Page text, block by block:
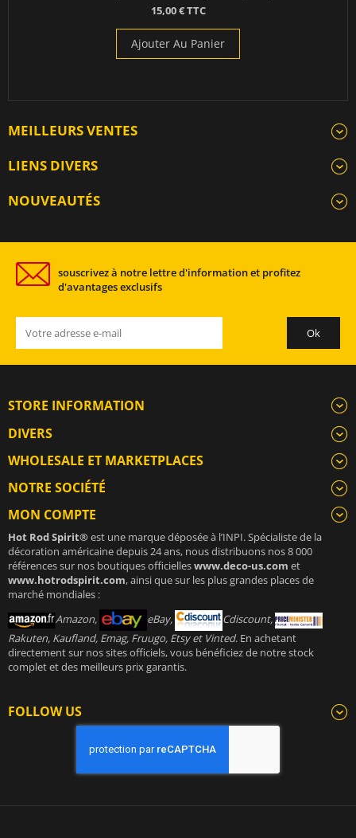
15,00 € TTC
Ajouter Au Panier
MEILLEURS VENTES
LIENS DIVERS
NOUVEAUTÉS
souscrivez à notre lettre d'information et profitez
d'avantages exclusifs
STORE INFORMATION
DIVERS
WHOLESALE ET MARKETPLACES
NOTRE SOCIÉTÉ
MON COMPTE
Hot Rod Spirit®est une marque déposée à l’INPI. Spécialiste de la
décoration américaine depuis 24 ans, nous distribuons nos 8 000
références sur nos boutiques officielleswww.deco-us.com et
www.hotrodspirit.com, ainsi que sur les plus grandes places de
marché mondiales :
Amazon,
eBay,
Cdiscount,
Rakuten, Kaufland, Emag, Fruugo, Etsy et Vinted. En achetant
directement sur nos sites officiels, vous bénéficiez de notre stock
complet et des meilleurs prix garantis.
FOLLOW US